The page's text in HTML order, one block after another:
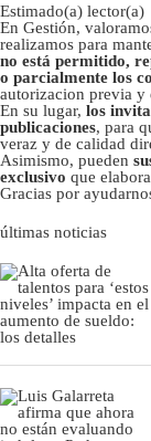
Estimado(a) lector(a)
En Gestión,
realizamos para
no está permitido,
o parcialmente los
autorizacion previa y
En su lugar, los
publicaciones, para
veraz y de calidad
Asimismo, pueden
exclusivo que
Gracias por
últimas noticias